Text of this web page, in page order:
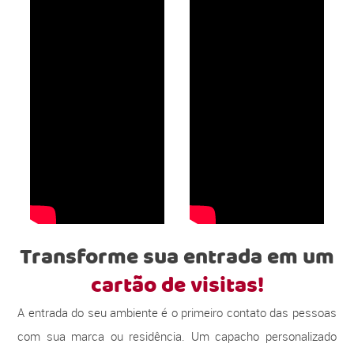
Transforme sua entrada em um
cartão de visitas!
A entrada do seu ambiente é o primeiro contato das pessoas
com sua marca ou residência. Um capacho personalizado